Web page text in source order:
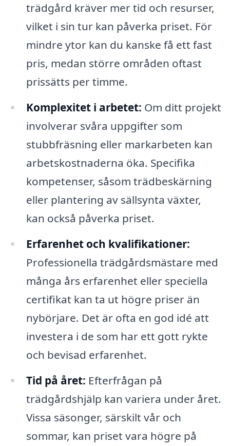
trädgård kräver mer tid och resurser,
vilket i sin tur kan påverka priset. För
mindre ytor kan du kanske få ett fast
pris, medan större områden oftast
prissätts per timme.
Komplexitet i arbetet: Om ditt projekt
involverar svåra uppgifter som
stubbfräsning eller markarbeten kan
arbetskostnaderna öka. Specifika
kompetenser, såsom trädbeskärning
eller plantering av sällsynta växter,
kan också påverka priset.
Erfarenhet och kvalifikationer:
Professionella trädgårdsmästare med
många års erfarenhet eller speciella
certifikat kan ta ut högre priser än
nybörjare. Det är ofta en god idé att
investera i de som har ett gott rykte
och bevisad erfarenhet.
Tid på året: Efterfrågan på
trädgårdshjälp kan variera under året.
Vissa säsonger, särskilt vår och
sommar, kan priset vara högre på